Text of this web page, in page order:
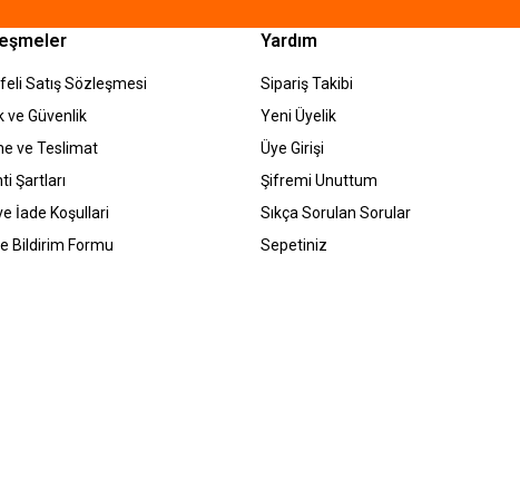
Satış Sözleşmesi
ve Güvenlik
ve Teslimat
Şartları
İade Koşullari
Bildirim Formu
Yardım
Sipariş Takibi
Yeni Üyelik
Üye Girişi
Şifremi Unuttum
Sıkça Sorulan Sorular
Sepetiniz